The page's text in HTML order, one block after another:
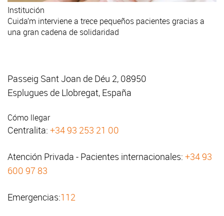
Institución
Cuida’m interviene a trece pequeños pacientes gracias a
una gran cadena de solidaridad
Passeig Sant Joan de Déu 2, 08950
Esplugues de Llobregat, España
Cómo llegar
Centralita: +34 93 253 21 00
Atención Privada - Pacientes internacionales: +34 93
600 97 83
Emergencias:112